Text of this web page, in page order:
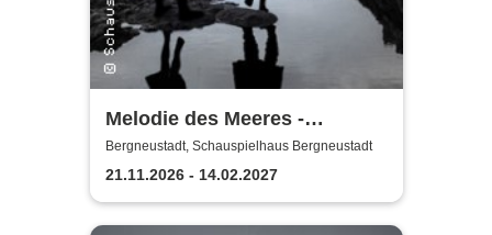
Melodie des Meeres -
Schauspielhaus
Bergneustadt
Bergneustadt, Schauspielhaus Bergneustadt
21.11.2026 - 14.02.2027